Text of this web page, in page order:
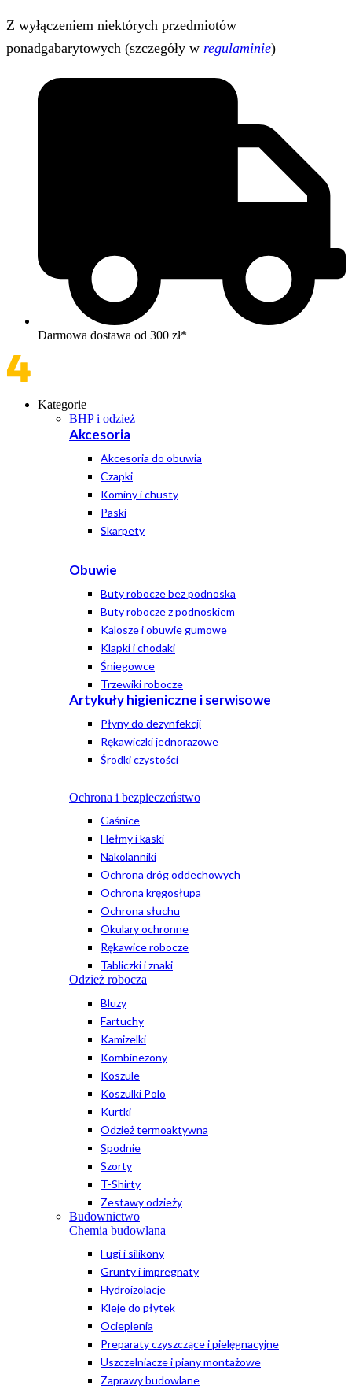
Z wyłączeniem niektórych przedmiotów
ponadgabarytowych (szczegóły w regulaminie)
Darmowa dostawa od 300 zł*
Kategorie
BHP i odzież
Akcesoria
Akcesoria do obuwia
Czapki
Kominy i chusty
Paski
Skarpety
Obuwie
Buty robocze bez podnoska
Buty robocze z podnoskiem
Kalosze i obuwie gumowe
Klapki i chodaki
Śniegowce
Trzewiki robocze
Artykuły higieniczne i serwisowe
Płyny do dezynfekcji
Rękawiczki jednorazowe
Środki czystości
Ochrona i bezpieczeństwo
Gaśnice
Hełmy i kaski
Nakolanniki
Ochrona dróg oddechowych
Ochrona kręgosłupa
Ochrona słuchu
Okulary ochronne
Rękawice robocze
Tabliczki i znaki
Odzież robocza
Bluzy
Fartuchy
Kamizelki
Kombinezony
Koszule
Koszulki Polo
Kurtki
Odzież termoaktywna
Spodnie
Szorty
T-Shirty
Zestawy odzieży
Budownictwo
Chemia budowlana
Fugi i silikony
Grunty i impregnaty
Hydroizolacje
Kleje do płytek
Ocieplenia
Preparaty czyszczące i pielęgnacyjne
Uszczelniacze i piany montażowe
Zaprawy budowlane